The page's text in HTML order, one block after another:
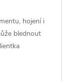
hojení i
blednout